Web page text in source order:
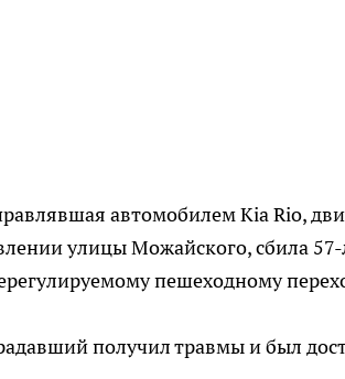
автомобилем Kia Rio,
улицы Можайского, сбила
пешеходному
получил травмы и был